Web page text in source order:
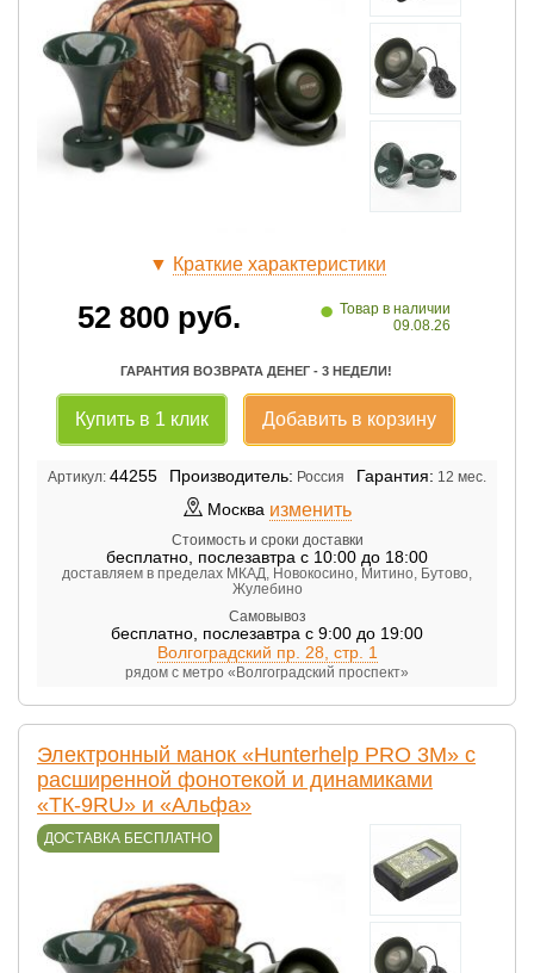
▼ Краткие характеристики
52 800руб. • Товар в наличии
09.08.26
ГАРАНТИЯ ВОЗВРАТА ДЕНЕГ - 3 НЕДЕЛИ!
Купить в 1 клик Добавить в корзину
Артикул: 44255 Производитель: Россия Гарантия: 12 мес.
Москва изменить
Стоимость и сроки доставки
бесплатно послезавтра с 10:00 до 18:00
доставляем в пределах МКАД, Новокосино, Митино, Бутово,
Жулебино
Самовывоз
бесплатно послезавтра с 9:00 до 19:00
Волгоградский пр. 28, стр. 1
рядом с метро «Волгоградский проспект»
Электронный манок «Hunterhelp PRO 3M» с
расширенной фонотекой и динамиками
«ТК-9RU» и «Альфа»
ДОСТАВКА БЕСПЛАТНО